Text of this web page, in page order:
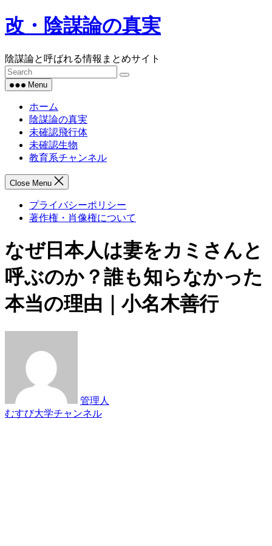
Skip
to
改・陰謀論の真実
陰謀論と呼ばれる情報まとめサイト
Menu
ホーム
陰謀論の真実
未確認飛行体
未確認生物
教育系チャンネル
Close Menu
プライバシーポリシー
著作権・肖像権について
なぜ日本人は妻をカミさんと
呼ぶのか？誰も知らなかった
本当の理由｜小名木善行
管理人
むすび大学チャンネル